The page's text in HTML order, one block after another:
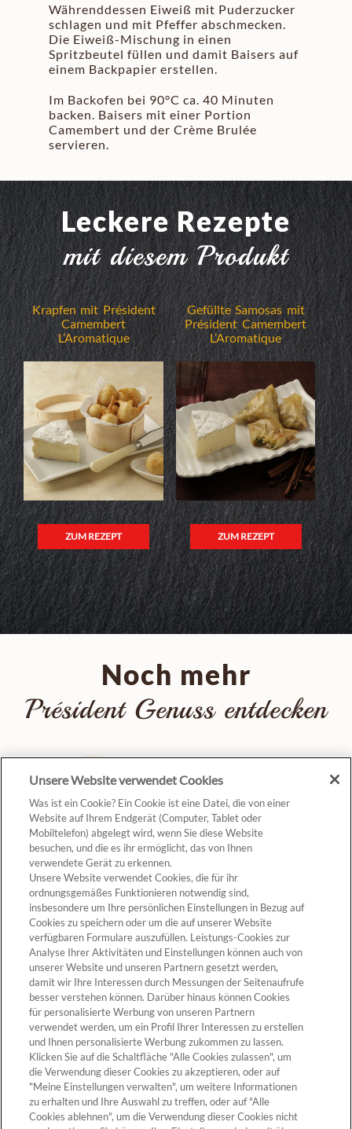
Währenddessen Eiweiß mit Puderzucker
schlagen und mit Pfeffer abschmecken.
Die Eiweiß-Mischung in einen
Spritzbeutel füllen und damit Baisers auf
einem Backpapier erstellen.
Im Backofen bei 90°C ca. 40 Minuten
backen. Baisers mit einer Portion
Camembert und der Crème Brulée
servieren.
Leckere Rezepte
mit diesem Produkt
Krapfen mit Président
Camembert
L’Aromatique
ZUM REZEPT
Gefüllte Samosas mit
Président Camembert
L’Aromatique
ZUM REZEPT
Noch mehr
Président Genuss entdecken
ZUM PRODUKT
Cookie-Einstellungen
Kontakt >
Unsere Website verwendet Cookies
Was ist ein Cookie? Ein Cookie ist eine Datei, die von einer
Website auf Ihrem Endgerät (Computer, Tablet oder
Mobiltelefon) abgelegt wird, wenn Sie diese Website
besuchen, und die es ihr ermöglicht, das von Ihnen
verwendete Gerät zu erkennen.
Unsere Website verwendet Cookies, die für ihr
ordnungsgemäßes Funktionieren notwendig sind,
insbesondere um Ihre persönlichen Einstellungen in Bezug auf
Cookies zu speichern oder um die auf unserer Website
verfügbaren Formulare auszufüllen. Leistungs-Cookies zur
Analyse Ihrer Aktivitäten und Einstellungen können auch von
unserer Website und unseren Partnern gesetzt werden,
damit wir Ihre Interessen durch Messungen der Seitenaufrufe
besser verstehen können. Darüber hinaus können Cookies
für personalisierte Werbung von unseren Partnern
verwendet werden, um ein Profil Ihrer Interessen zu erstellen
und Ihnen personalisierte Werbung zukommen zu lassen.
Klicken Sie auf die Schaltfläche "Alle Cookies zulassen", um
die Verwendung dieser Cookies zu akzeptieren, oder auf
"Meine Einstellungen verwalten", um weitere Informationen
zu erhalten und Ihre Auswahl zu treffen, oder auf "Alle
Cookies ablehnen", um die Verwendung dieser Cookies nicht